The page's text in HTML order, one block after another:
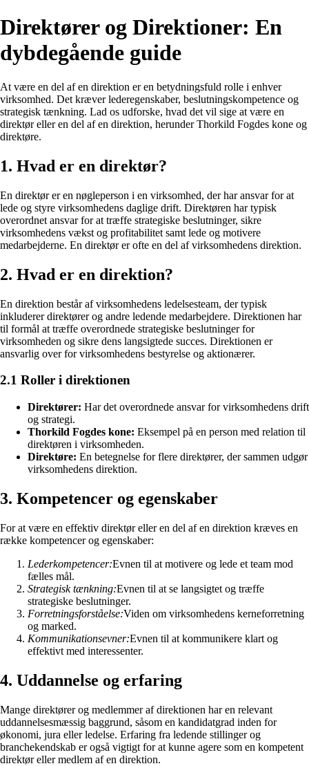
Direktører og Direktioner: En
dybdegående guide
At være en del af en direktion er en betydningsfuld rolle i enhver
virksomhed. Det kræver lederegenskaber, beslutningskompetence og
strategisk tænkning. Lad os udforske, hvad det vil sige at være en
direktør eller en del af en direktion, herunder Thorkild Fogdes kone og
direktøre.
1. Hvad er en direktør?
En direktør er en nøgleperson i en virksomhed, der har ansvar for at
lede og styre virksomhedens daglige drift. Direktøren har typisk
overordnet ansvar for at træffe strategiske beslutninger, sikre
virksomhedens vækst og profitabilitet samt lede og motivere
medarbejderne. En direktør er ofte en del af virksomhedens direktion.
2. Hvad er en direktion?
En direktion består af virksomhedens ledelsesteam, der typisk
inkluderer direktører og andre ledende medarbejdere. Direktionen har
til formål at træffe overordnede strategiske beslutninger for
virksomheden og sikre dens langsigtede succes. Direktionen er
ansvarlig over for virksomhedens bestyrelse og aktionærer.
2.1 Roller i direktionen
Direktører: Har det overordnede ansvar for virksomhedens drift
og strategi.
Thorkild Fogdes kone: Eksempel på en person med relation til
direktøren i virksomheden.
Direktøre: En betegnelse for flere direktører, der sammen udgør
virksomhedens direktion.
3. Kompetencer og egenskaber
For at være en effektiv direktør eller en del af en direktion kræves en
række kompetencer og egenskaber:
Lederkompetencer:Evnen til at motivere og lede et team mod
fælles mål.
Strategisk tænkning:Evnen til at se langsigtet og træffe
strategiske beslutninger.
Forretningsforståelse:Viden om virksomhedens kerneforretning
og marked.
Kommunikationsevner:Evnen til at kommunikere klart og
effektivt med interessenter.
4. Uddannelse og erfaring
Mange direktører og medlemmer af direktionen har en relevant
uddannelsesmæssig baggrund, såsom en kandidatgrad inden for
økonomi, jura eller ledelse. Erfaring fra ledende stillinger og
branchekendskab er også vigtigt for at kunne agere som en kompetent
direktør eller medlem af en direktion.